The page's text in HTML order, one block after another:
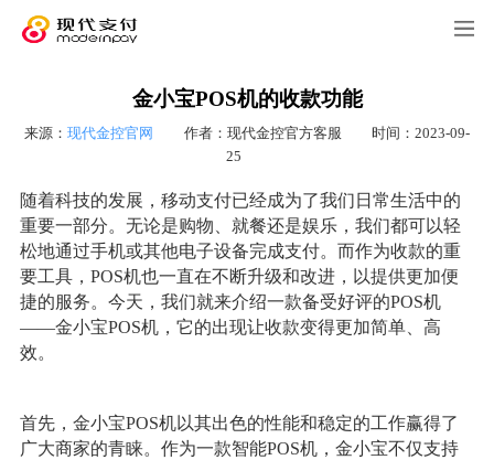
金小宝POS机的收款功能
来源： 现代金控官网 作者：现代金控官方客服
时间：2023-09-
25
随着科技的发展，移动支付已经成为了我们日常生活中的
重要一部分。无论是购物、就餐还是娱乐，我们都可以轻
松地通过手机或其他电子设备完成支付。而作为收款的重
要工具，POS机也一直在不断升级和改进，以提供更加便
捷的服务。今天，我们就来介绍一款备受好评的POS机
——金小宝POS机，它的出现让收款变得更加简单、高
效。
首先，金小宝POS机以其出色的性能和稳定的工作赢得了
广大商家的青睐。作为一款智能POS机，金小宝不仅支持